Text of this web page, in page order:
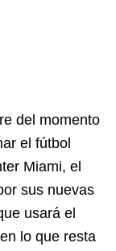
del momento
el fútbol
Miami, el
sus nuevas
usará el
en lo que resta